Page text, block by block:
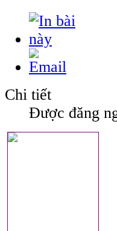
Chi tiết
Được đăng